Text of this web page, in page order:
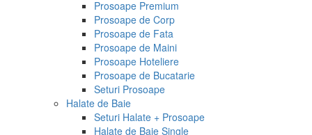
Prosoape Premium
Prosoape de Corp
Prosoape de Fata
Prosoape de Maini
Prosoape Hoteliere
Prosoape de Bucatarie
Seturi Prosoape
Halate de Baie
Seturi Halate + Prosoape
Halate de Baie Single